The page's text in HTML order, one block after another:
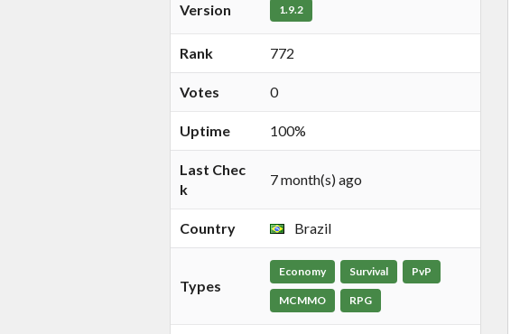
Version 1.9.2
Rank 772
Votes 0
Uptime 100%
Last Chec
k
7 month(s) ago
Country Brazil
Types
Economy Survival PvP
MCMMO RPG